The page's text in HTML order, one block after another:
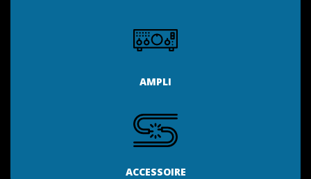
AMPLI
ACCESSOIRE